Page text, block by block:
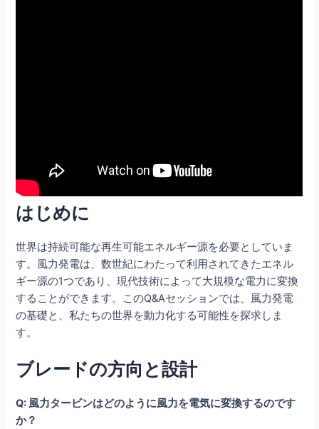
はじめに
世界は持続可能な再生可能エネルギー源を必要としていま
す。風力発電は、数世紀にわたって利用されてきたエネル
ギー源の1つであり、現代技術によって大規模な電力に変換
することができます。このQ&Aセッションでは、風力発電
の基礎と、私たちの世界を動力化する可能性を探求しま
す。
ブレードの方向と設計
Q: 風力タービンはどのように風力を電気に変換するのです
か？